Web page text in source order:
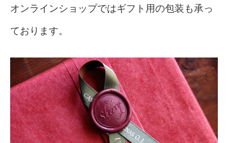
オンラインショップではギフト用の包装も承っ
ております。